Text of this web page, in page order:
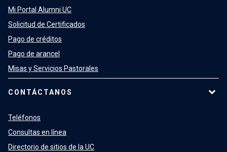
Mi Portal Alumni UC
Solicitud de Certificados
Pago de créditos
Pago de arancel
Misas y Servicios Pastorales
CONTÁCTANOS
Teléfonos
Consultas en línea
Directorio de sitios de la UC